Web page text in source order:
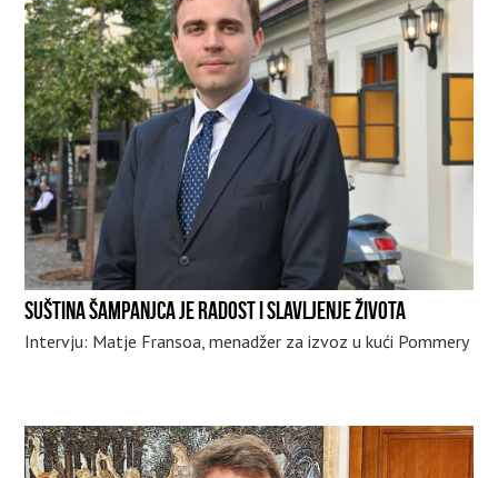
SUŠTINA ŠAMPANJCA JE RADOST I SLAVLJENJE ŽIVOTA
Intervju: Matje Fransoa, menadžer za izvoz u kući Pommery